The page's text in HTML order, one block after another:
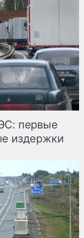
первые
издержки